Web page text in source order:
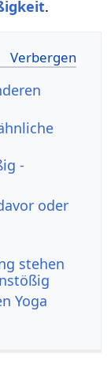
.
-
oder
stehen
Yoga